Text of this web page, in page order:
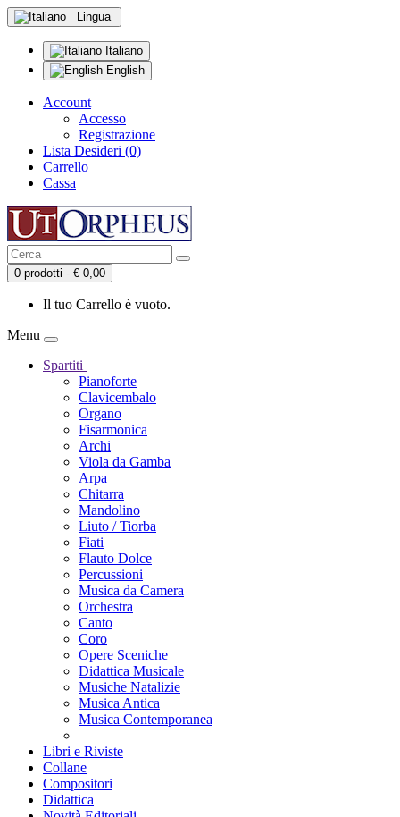
Lingua
Italiano
English
Account
Accesso
Registrazione
Lista Desideri (0)
Carrello
Cassa
0 prodotti - € 0,00
Il tuo Carrello è vuoto.
Menu
Spartiti
Pianoforte
Clavicembalo
Organo
Fisarmonica
Archi
Viola da Gamba
Arpa
Chitarra
Mandolino
Liuto / Tiorba
Fiati
Flauto Dolce
Percussioni
Musica da Camera
Orchestra
Canto
Coro
Opere Sceniche
Didattica Musicale
Musiche Natalizie
Musica Antica
Musica Contemporanea
Libri e Riviste
Collane
Compositori
Didattica